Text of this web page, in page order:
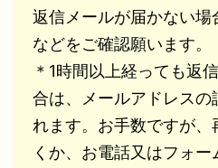
返信メールが届かない場
などをご確認願います。
＊1時間以上経っても返
合は、メールアドレスの
れます。お手数ですが
くか、お電話又はフォ